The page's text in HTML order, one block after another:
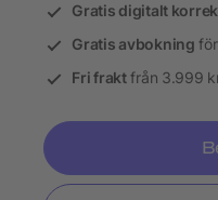
Gratis digitalt
Gratis avbokning
Fri fraktfrån 3.999